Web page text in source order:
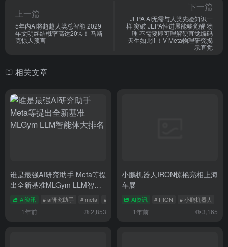
上一篇
5年内AI将超越人类总智能 2029
年文明终结概率高达20%！ 马斯
克惊人预言
下一篇
JEPA AI无需与人类先验知识一
样 突破 JEPA性进展能够觉醒 物
理 不需要即可理解硬直觉编码
天生如此li ！V Meta物理研究揭
示直觉
相关文章
谁是最强AI研究助手 Meta等提
出全新基准MLGym LLM智能
体大排名
AI资讯 # ai研究助手 # meta # 云计算费用
1年前 2,853
小鹏机器人IRON惊艳亮相上海
车展
AI资讯 # IRON # 小鹏机器人
1年前 3,165